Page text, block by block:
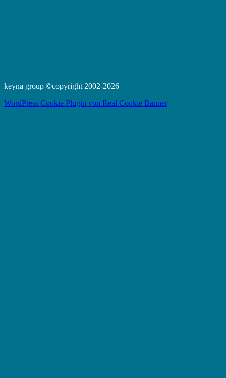
keyna group ©copyright 2002-2026
WordPress Cookie Plugin von Real Cookie Banner